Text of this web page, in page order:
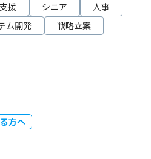
援 シニア
人事
ム開発
戦略立案
方へ